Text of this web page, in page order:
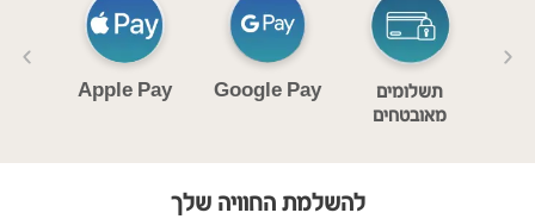
Apple Pay Google Pay
תשלומים
מאובטחים
להשלמת החוויה שלך